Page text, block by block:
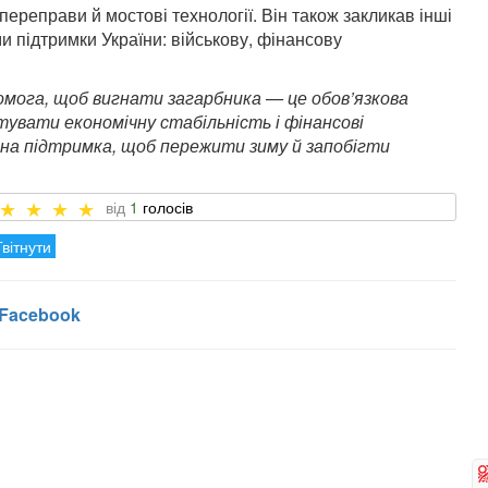
й мостові технології. Він також закликав інші
України: військову, фінансову
щоб вигнати загарбника — це обов’язкова
економічну стабільність і фінансові
підтримка, щоб пережити зиму й запобігти
1